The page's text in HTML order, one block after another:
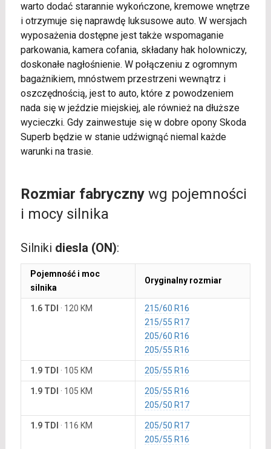
warto dodać starannie wykończone, kremowe wnętrze
i otrzymuje się naprawdę luksusowe auto. W wersjach
wyposażenia dostępne jest także wspomaganie
parkowania, kamera cofania, składany hak holowniczy,
doskonałe nagłośnienie. W połączeniu z ogromnym
bagażnikiem, mnóstwem przestrzeni wewnątrz i
oszczędnością, jest to auto, które z powodzeniem
nada się w jeździe miejskiej, ale również na dłuższe
wycieczki. Gdy zainwestuje się w dobre opony Skoda
Superb będzie w stanie udźwignąć niemal każde
warunki na trasie.
Rozmiar fabrycznywg pojemności
i mocy silnika
Silniki diesla (ON):
Pojemność i moc
silnika
Oryginalny rozmiar
1.6 TDI · 120 KM
215/60 R16
215/55 R17
205/60 R16
205/55 R16
1.9 TDI · 105 KM 205/55 R16
1.9 TDI · 105 KM
205/55 R16
205/50 R17
1.9 TDI · 116 KM
205/50 R17
205/55 R16